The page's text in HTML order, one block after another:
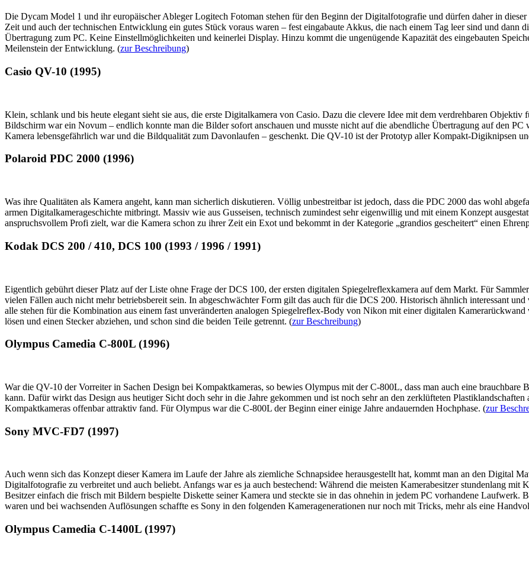
Die Dycam Model 1 und ihr europäischer Ableger Logitech Fotoman stehen für den Beginn der Digitalfotografie und dürfen daher in
Zeit und auch der technischen Entwicklung ein gutes Stück voraus waren – fest eingabaute Akkus, die nach einem Tag leer sind und dann
Übertragung zum PC. Keine Einstellmöglichkeiten und keinerlei Display. Hinzu kommt die ungenügende Kapazität des eingebauten
Meilenstein der Entwicklung. (zur Beschreibung)
Casio QV-10 (1995)
Klein, schlank und bis heute elegant sieht sie aus, die erste Digitalkamera von Casio. Dazu die clevere Idee mit dem verdrehbaren
Bildschirm war ein Novum – endlich konnte man die Bilder sofort anschauen und musste nicht auf die abendliche Übertragung auf den
Kamera lebensgefährlich war und die Bildqualität zum Davonlaufen – geschenkt. Die QV-10 ist der Prototyp aller Kompakt-Digiknipsen
Polaroid PDC 2000 (1996)
Was ihre Qualitäten als Kamera angeht, kann man sicherlich diskutieren. Völlig unbestreitbar ist jedoch, dass die PDC 2000 das wohl
armen Digitalkamerageschichte mitbringt. Massiv wie aus Gusseisen, technisch zumindest sehr eigenwillig und mit einem Konzept
anspruchsvollem Profi zielt, war die Kamera schon zu ihrer Zeit ein Exot und bekommt in der Kategorie „grandios gescheitert“ einen
Kodak DCS 200 / 410, DCS 100 (1993 / 1996 / 1991)
Eigentlich gebührt dieser Platz auf der Liste ohne Frage der DCS 100, der ersten digitalen Spiegelreflexkamera auf dem Markt. Für
vielen Fällen auch nicht mehr betriebsbereit sein. In abgeschwächter Form gilt das auch für die DCS 200. Historisch ähnlich interessant
alle stehen für die Kombination aus einem fast unveränderten analogen Spiegelreflex-Body von Nikon mit einer digitalen
lösen und einen Stecker abziehen, und schon sind die beiden Teile getrennt. (zur Beschreibung)
Olympus Camedia C-800L (1996)
War die QV-10 der Vorreiter in Sachen Design bei Kompaktkameras, so bewies Olympus mit der C-800L, dass man auch eine
kann. Dafür wirkt das Design aus heutiger Sicht doch sehr in die Jahre gekommen und ist noch sehr an den zerklüfteten
Kompaktkameras offenbar attraktiv fand. Für Olympus war die C-800L der Beginn einer einige Jahre andauernden Hochphase. (zur
Sony MVC-FD7 (1997)
Auch wenn sich das Konzept dieser Kamera im Laufe der Jahre als ziemliche Schnapsidee herausgestellt hat, kommt man an den Digital
Digitalfotografie zu verbreitet und auch beliebt. Anfangs war es ja auch bestechend: Während die meisten Kamerabesitzer stundenlang mit
Besitzer einfach die frisch mit Bildern bespielte Diskette seiner Kamera und steckte sie in das ohnehin in jedem PC vorhandene Laufwerk.
waren und bei wachsenden Auflösungen schaffte es Sony in den folgenden Kameragenerationen nur noch mit Tricks, mehr als eine
Olympus Camedia C-1400L (1997)